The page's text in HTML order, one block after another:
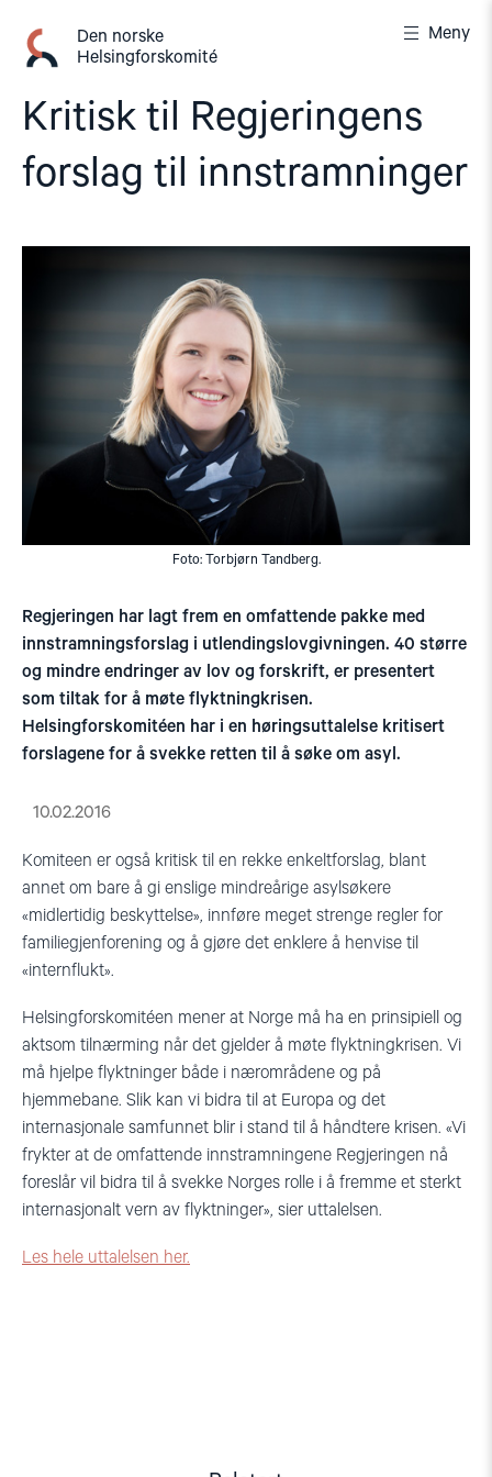
innhold
Den norske
Helsingforskomité
Meny
Kritisk til Regjeringens
forslag til innstramninger
Foto: Torbjørn Tandberg.
Regjeringen har lagt frem en omfattende pakke med
innstramningsforslag i utlendingslovgivningen. 40 større
og mindre endringer av lov og forskrift, er presentert
som tiltak for å møte flyktningkrisen.
Helsingforskomitéen har i en høringsuttalelse kritisert
forslagene for å svekke retten til å søke om asyl.
10.02.2016
Komiteen er også kritisk til en rekke enkeltforslag, blant
annet om bare å gi enslige mindreårige asylsøkere
«midlertidig beskyttelse», innføre meget strenge regler for
familiegjenforening og å gjøre det enklere å henvise til
«internflukt».
Helsingforskomitéen mener at Norge må ha en prinsipiell og
aktsom tilnærming når det gjelder å møte flyktningkrisen. Vi
må hjelpe flyktninger både i nærområdene og på
hjemmebane. Slik kan vi bidra til at Europa og det
internasjonale samfunnet blir i stand til å håndtere krisen. «Vi
frykter at de omfattende innstramningene Regjeringen nå
foreslår vil bidra til å svekke Norges rolle i å fremme et sterkt
internasjonalt vern av flyktninger», sier uttalelsen.
Les hele uttalelsen her.